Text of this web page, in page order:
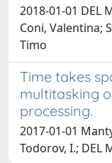
2018-01-01 DEL
Coni, Valentina;
Timo
Time takes
multitasking
processing.
2017-01-01
Todorov, I.; DEL